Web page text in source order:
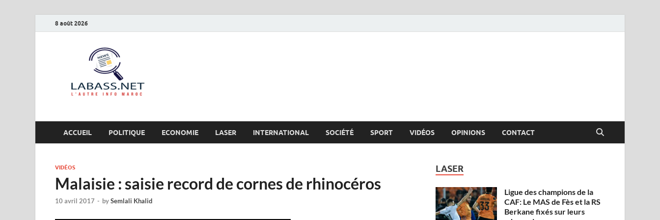
8 août 2026
ACCUEIL POLITIQUE ECONOMIE LASER INTERNATIONAL SOCIÉTÉ SPORT VIDÉOS OPINIONS CONTACT
VIDÉOS
Malaisie : saisie record de cornes de rhinocéros
10 avril 2017 - bySemlali Khalid
LASER
Ligue des champions de la
CAF: Le MAS de Fès et la RS
Berkane fixés sur leurs